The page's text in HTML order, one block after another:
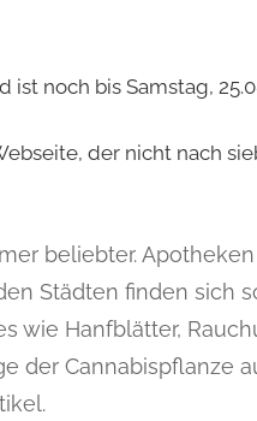
noch bis Samstag,
der nicht nach
beliebter.
Städten finden sich
wie Hanfblätter,
der Cannabispflanze